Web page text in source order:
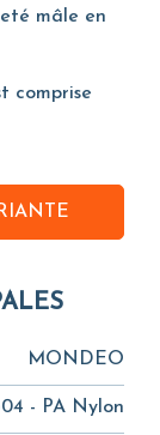
mâle en
comprise
MONDEO
- PA Nylon